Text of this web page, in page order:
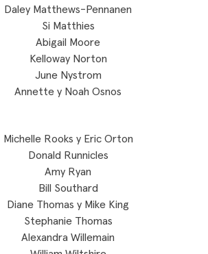
Daley Matthews-Pennanen
Si Matthies
Abigail Moore
Kelloway Norton
June Nystrom
Annette y Noah Osnos
Michelle Rooks y Eric Orton
Donald Runnicles
Amy Ryan
Bill Southard
Diane Thomas y Mike King
Stephanie Thomas
Alexandra Willemain